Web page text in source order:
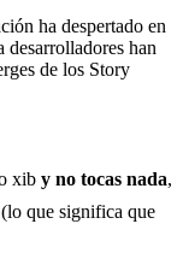
ha despertado en
desarrolladores han
de los Story
xib y no tocas nada,
que significa que